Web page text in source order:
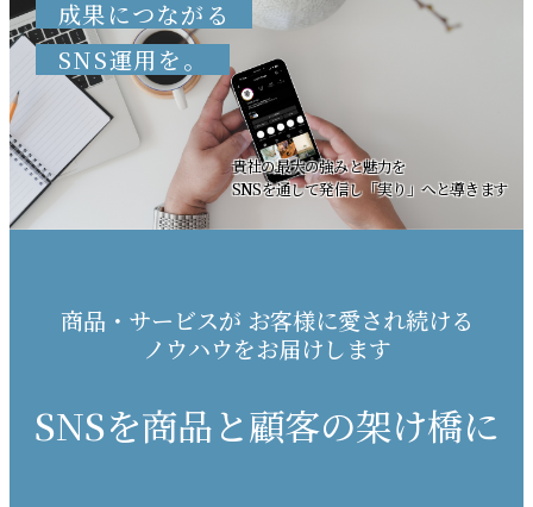
成果につながる
SNS運用を。
貴社の最大の強みと魅力を
SNSを通して発信し「実り」へと導きます
商品・サービスが お客様に愛され続ける
ノウハウをお届けします
SNSを商品と顧客の架け橋に